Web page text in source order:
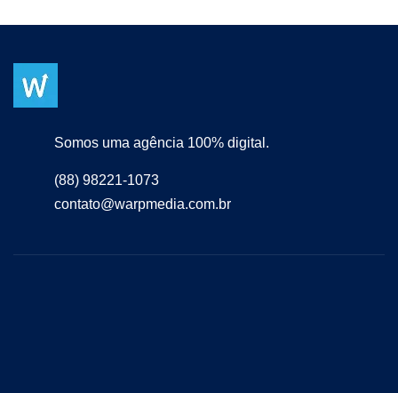
Somos uma agência 100% digital.
(88) 98221-1073
contato@warpmedia.com.br